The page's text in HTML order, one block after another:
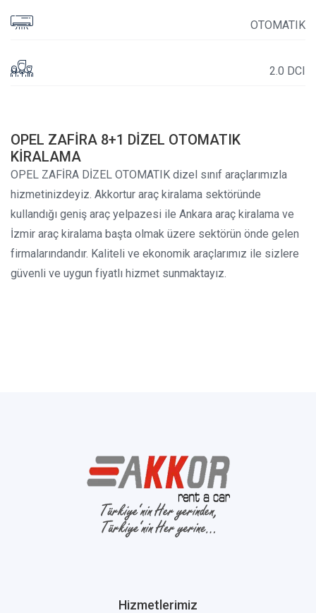
OTOMATIK
2.0 DCI
OPEL ZAFİRA 8+1 DİZEL OTOMATIK
KİRALAMA
OPEL ZAFİRA DİZEL OTOMATIK dizel sınıf araçlarımızla
hizmetinizdeyiz. Akkortur araç kiralama sektöründe
kullandığı geniş araç yelpazesi ile Ankara araç kiralama ve
İzmir araç kiralama başta olmak üzere sektörün önde gelen
firmalarındandır. Kaliteli ve ekonomik araçlarımız ile sizlere
güvenli ve uygun fiyatlı hizmet sunmaktayız.
Hizmetlerimiz